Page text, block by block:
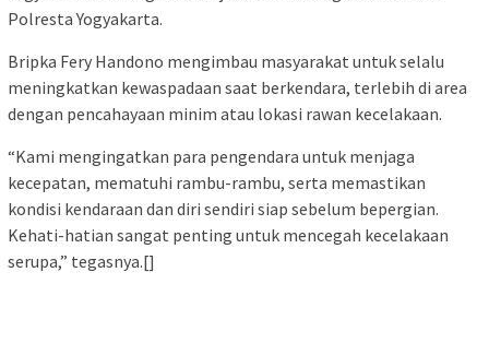
Polresta Yogyakarta.
Bripka Fery Handono mengimbau masyarakat untuk selalu
meningkatkan kewaspadaan saat berkendara, terlebih di area
dengan pencahayaan minim atau lokasi rawan kecelakaan.
“Kami mengingatkan para pengendara untuk menjaga
kecepatan, mematuhi rambu-rambu, serta memastikan
kondisi kendaraan dan diri sendiri siap sebelum bepergian.
Kehati-hatian sangat penting untuk mencegah kecelakaan
serupa,” tegasnya.[]